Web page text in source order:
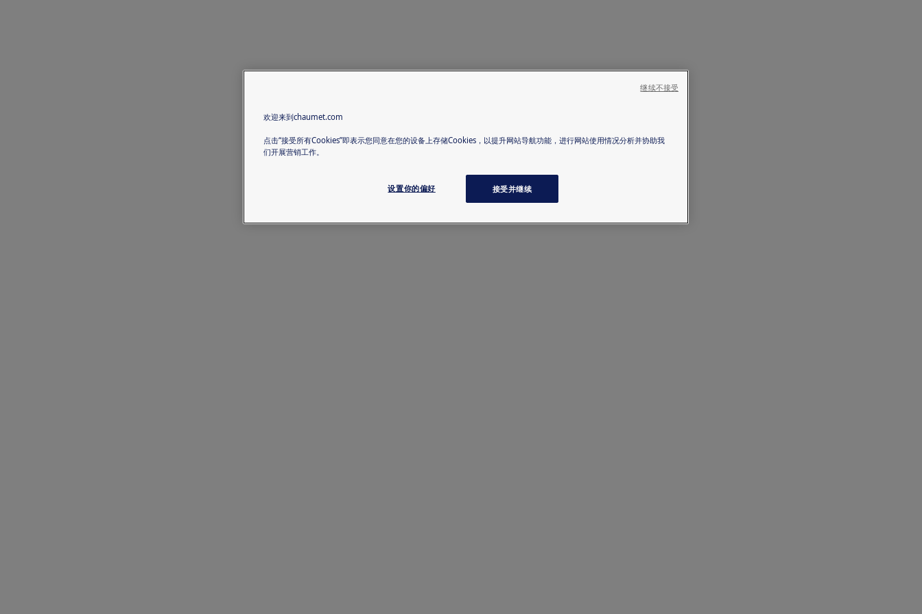
欢迎来到chaumet.com
点击“接受所有Cookies”即表示您同意在您的设备上存储Cookies，以提升网站导航功能，进行网站使用情况分析并协助我
们开展营销工作。
设置你的偏好 接受并继续
继续不接受